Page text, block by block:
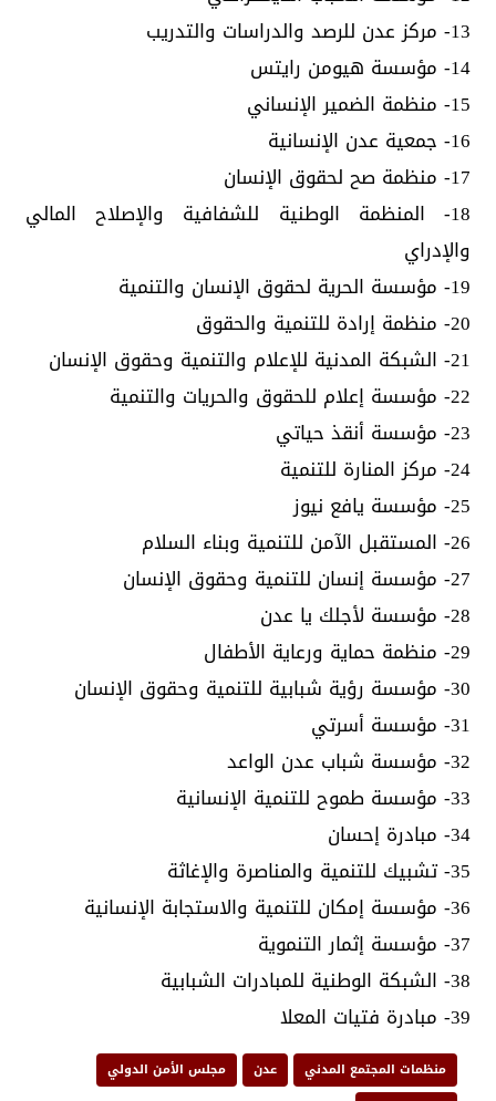
13- مركز عدن للرصد والدراسات والتدريب
14- مؤسسة هيومن رايتس
15- منظمة الضمير الإنساني
16- جمعية عدن الإنسانية
17- منظمة صح لحقوق الإنسان
18- المنظمة الوطنية للشفافية والإصلاح المالي
والإدراي
19- مؤسسة الحرية لحقوق الإنسان والتنمية
20- منظمة إرادة للتنمية والحقوق
21- الشبكة المدنية للإعلام والتنمية وحقوق الإنسان
22- مؤسسة إعلام للحقوق والحريات والتنمية
23- مؤسسة أنقذ حياتي
24- مركز المنارة للتنمية
25- مؤسسة يافع نيوز
26- المستقبل الآمن للتنمية وبناء السلام
27- مؤسسة إنسان للتنمية وحقوق الإنسان
28- مؤسسة لأجلك يا عدن
29- منظمة حماية ورعاية الأطفال
30- مؤسسة رؤية شبابية للتنمية وحقوق الإنسان
31- مؤسسة أسرتي
32- مؤسسة شباب عدن الواعد
33- مؤسسة طموح للتنمية الإنسانية
34- مبادرة إحسان
35- تشبيك للتنمية والمناصرة والإغاثة
36- مؤسسة إمكان للتنمية والاستجابة الإنسانية
37- مؤسسة إثمار التنموية
38- الشبكة الوطنية للمبادرات الشبابية
39- مبادرة فتيات المعلا
منظمات المجتمع المدني عدن
مجلس الأمن الدولي